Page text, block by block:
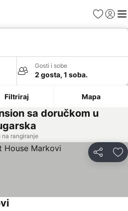
FavoritiPrijavi
Gosti i sobe
2 gosta, 1 soba.
Filtriraj Mapa
sa doručkom u
na rangiranje
Deli
Pogledaj cene